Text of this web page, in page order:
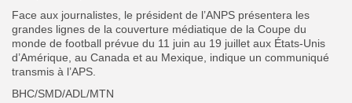
Face aux journalistes, le président de l’ANPS présentera les
grandes lignes de la couverture médiatique de la Coupe du
monde de football prévue du 11 juin au 19 juillet aux États-Unis
d’Amérique, au Canada et au Mexique, indique un communiqué
transmis à l’APS.
‎BHC/SMD/ADL/MTN